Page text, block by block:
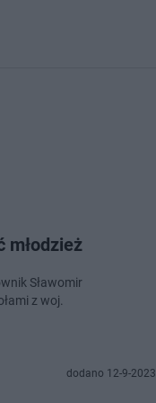
młodzież
Sławomir
z woj.
dodano 12-9-2023